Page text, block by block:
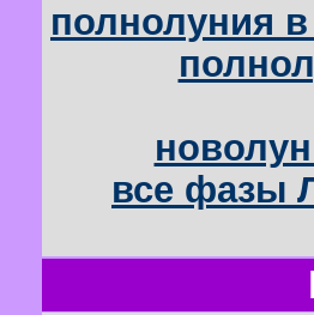
полнолуния в
все фазы